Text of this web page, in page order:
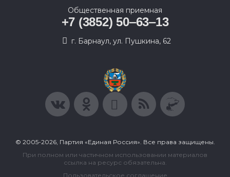
Общественная приемная
+7 (3852) 50‒63‒13
г. Барнаул, ул. Пушкина, 62
© 2005-2026, Партия «Единая Россия». Все права защищены.
При полном или частичном использовании материалов
ссылка на ресурс обязательна.
Пользовательское соглашение